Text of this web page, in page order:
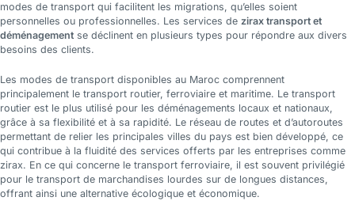
modes de transport qui facilitent les migrations, qu’elles soient
personnelles ou professionnelles. Les services de zirax transport et
déménagement se déclinent en plusieurs types pour répondre aux divers
besoins des clients.
Les modes de transport disponibles au Maroc comprennent
principalement le transport routier, ferroviaire et maritime. Le transport
routier est le plus utilisé pour les déménagements locaux et nationaux,
grâce à sa flexibilité et à sa rapidité. Le réseau de routes et d’autoroutes
permettant de relier les principales villes du pays est bien développé, ce
qui contribue à la fluidité des services offerts par les entreprises comme
zirax. En ce qui concerne le transport ferroviaire, il est souvent privilégié
pour le transport de marchandises lourdes sur de longues distances,
offrant ainsi une alternative écologique et économique.